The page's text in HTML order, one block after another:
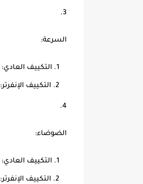
السرعة:
التكييف العادي:
التكييف الإنفرتر:
الضوضاء:
التكييف العادي:
التكييف الإنفرتر: